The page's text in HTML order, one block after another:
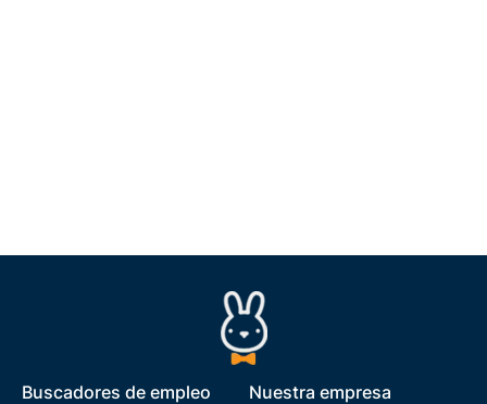
Buscadores de empleo Nuestra empresa